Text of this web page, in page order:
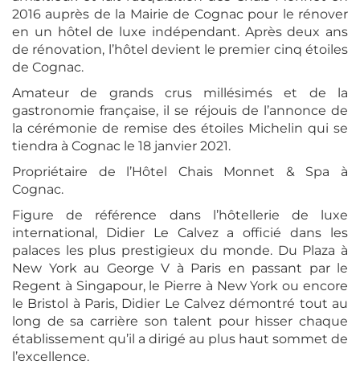
2016 auprès de la Mairie de Cognac pour le rénover
en un hôtel de luxe indépendant. Après deux ans
de rénovation, l’hôtel devient le premier cinq étoiles
de Cognac.
Amateur de grands crus millésimés et de la
gastronomie française, il se réjouis de l’annonce de
la cérémonie de remise des étoiles Michelin qui se
tiendra à Cognac le 18 janvier 2021.
Propriétaire de l’Hôtel Chais Monnet & Spa à
Cognac.
Figure de référence dans l’hôtellerie de luxe
international, Didier Le Calvez a officié dans les
palaces les plus prestigieux du monde. Du Plaza à
New York au George V à Paris en passant par le
Regent à Singapour, le Pierre à New York ou encore
le Bristol à Paris, Didier Le Calvez démontré tout au
long de sa carrière son talent pour hisser chaque
établissement qu’il a dirigé au plus haut sommet de
l’excellence.